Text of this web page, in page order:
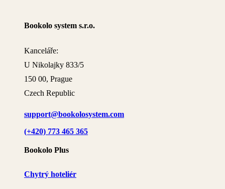
Bookolo system s.r.o.
Kanceláře:
U Nikolajky 833/5
150 00, Prague
Czech Republic
support@bookolosystem.com
(+420) 773 465 365
Bookolo Plus
Chytrý hoteliér